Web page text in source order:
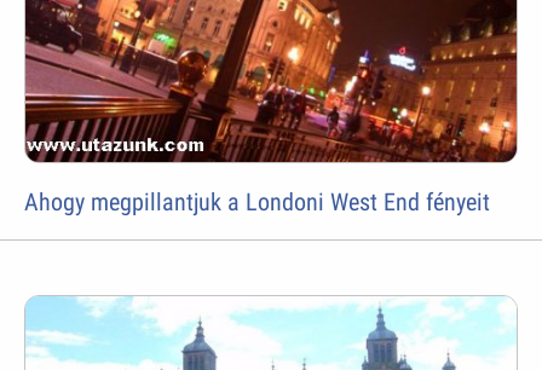
Ahogy megpillantjuk a Londoni West End fényeit